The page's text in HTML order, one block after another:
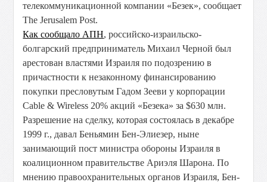
телекоммуникационной компании «Безек», сообщает
The Jerusalem Post.
Как сообщало АПН, российско-израильско-
болгарский предприниматель Михаил Черной был
арестован властями Израиля по подозрению в
причастности к незаконному финансированию
покупки пресловутым Гадом Зееви у корпорации
Cable & Wireless 20% акций «Безека» за $630 млн.
Разрешение на сделку, которая состоялась в декабре
1999 г., давал Беньямин Бен-Элиезер, ныне
занимающий пост министра обороны Израиля в
коалиционном правительстве Ариэля Шарона. По
мнению правоохранительных органов Израиля, Бен-